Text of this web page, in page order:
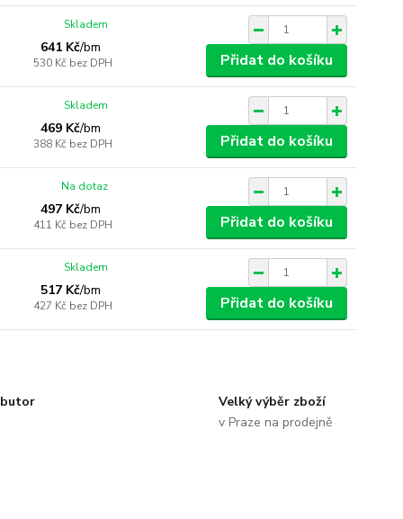
641 Kč/bm
530 Kč bez DPH
Skladem
Přidat do košíku
469 Kč/bm
388 Kč bez DPH
Skladem
Přidat do košíku
497 Kč/bm
411 Kč bez DPH
Na dotaz
Přidat do košíku
517 Kč/bm
427 Kč bez DPH
Skladem
Přidat do košíku
Velký výběr zboží
v Praze na prodejně